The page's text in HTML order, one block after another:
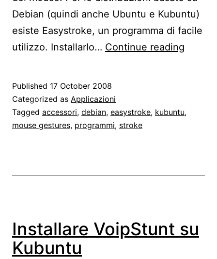
Debian (quindi anche Ubuntu e Kubuntu)
esiste Easystroke, un programma di facile
utilizzo. Installarlo… Continue reading
colpo
Published 17 October 2008
Categorized as Applicazioni
Tagged accessori, debian, easystroke, kubuntu,
mouse gestures, programmi, stroke
Installare VoipStunt su
Kubuntu